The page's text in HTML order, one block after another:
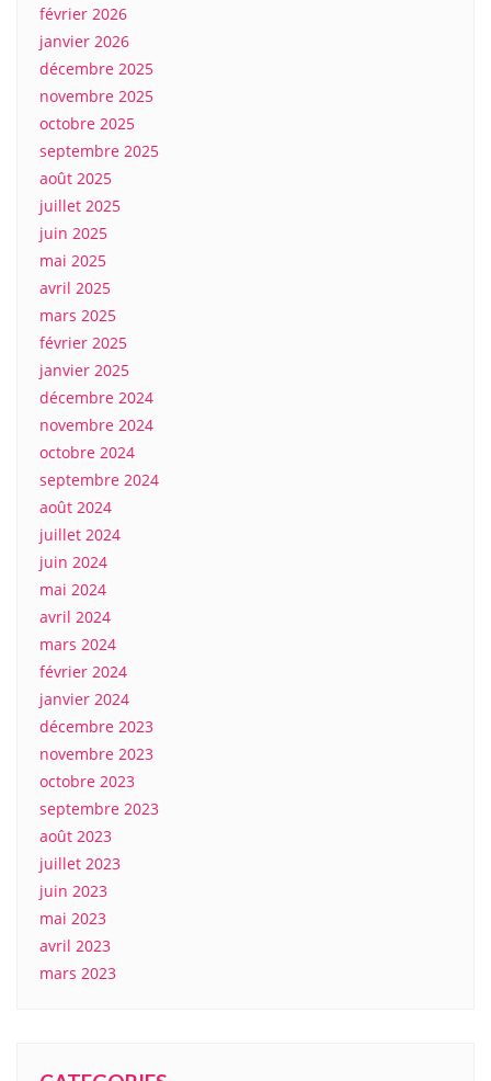
février 2026
janvier 2026
décembre 2025
novembre 2025
octobre 2025
septembre 2025
août 2025
juillet 2025
juin 2025
mai 2025
avril 2025
mars 2025
février 2025
janvier 2025
décembre 2024
novembre 2024
octobre 2024
septembre 2024
août 2024
juillet 2024
juin 2024
mai 2024
avril 2024
mars 2024
février 2024
janvier 2024
décembre 2023
novembre 2023
octobre 2023
septembre 2023
août 2023
juillet 2023
juin 2023
mai 2023
avril 2023
mars 2023